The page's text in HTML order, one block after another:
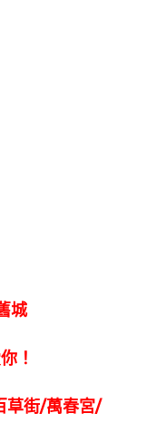
城
！
草街/萬春宮/